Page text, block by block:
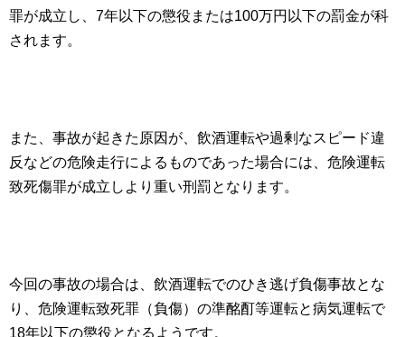
罪が成立し、7年以下の懲役または100万円以下の罰金が科
されます。
また、事故が起きた原因が、飲酒運転や過剰なスピード違
反などの危険走行によるものであった場合には、危険運転
致死傷罪が成立しより重い刑罰となります。
今回の事故の場合は、飲酒運転でのひき逃げ負傷事故とな
り、危険運転致死罪（負傷）の準酩酊等運転と病気運転で
18年以下の懲役となるようです。